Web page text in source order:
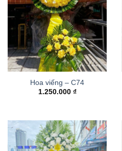
Hoa viếng – C74
1.250.000 ₫